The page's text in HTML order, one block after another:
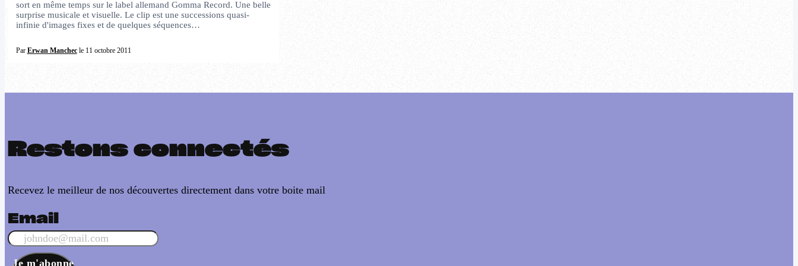
sort en même temps sur le label allemand Gomma Record. Une belle
surprise musicale et visuelle. Le clip est une successions quasi-
infinie d'images fixes et de quelques séquences…
Par Erwan Manchecle 11 octobre 2011
Restons connectés
Recevez le meilleur de nos découvertes directement dans votre boite mail
Email
Je m'abonne